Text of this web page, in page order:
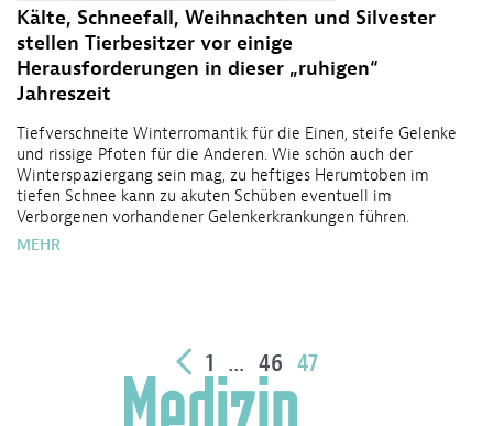
Kälte, Schneefall, Weihnachten und Silvester
stellen Tierbesitzer vor einige
Herausforderungen in dieser „ruhigen“
Jahreszeit
Tiefverschneite Winterromantik für die Einen, steife Gelenke
und rissige Pfoten für die Anderen. Wie schön auch der
Winterspaziergang sein mag, zu heftiges Herumtoben im
tiefen Schnee kann zu akuten Schüben eventuell im
Verborgenen vorhandener Gelenkerkrankungen führen.
MEHR
1 … 46 47